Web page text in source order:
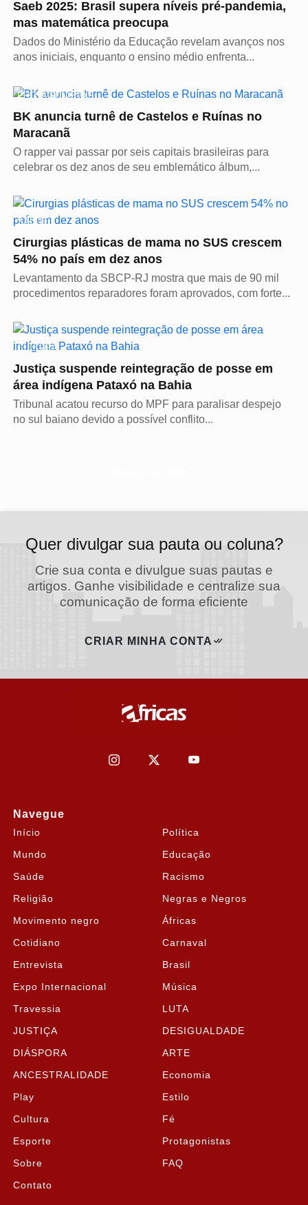
Saeb 2025: Brasil supera níveis pré-pandemia,
mas matemática preocupa
Dados do Ministério da Educação revelam avanços nos
anos iniciais, enquanto o ensino médio enfrenta...
PROTAGONISTAS
BK anuncia turnê de Castelos e Ruínas no
Maracanã
O rapper vai passar por seis capitais brasileiras para
celebrar os dez anos de seu emblemático álbum,...
SAÚDE
Cirurgias plásticas de mama no SUS crescem
54% no país em dez anos
Levantamento da SBCP-RJ mostra que mais de 90 mil
procedimentos reparadores foram aprovados, com forte...
CULTURA
Justiça suspende reintegração de posse em
área indígena Pataxó na Bahia
Tribunal acatou recurso do MPF para paralisar despejo
no sul baiano devido a possível conflito...
Quer divulgar sua pauta ou coluna?
Crie sua conta e divulgue suas pautas e
artigos. Ganhe visibilidade e centralize sua
comunicação de forma eficiente
CRIAR MINHA CONTA
Navegue
Início Política
Mundo Educação
Saúde Racismo
Religião Negras e Negros
Movimento negro Áfricas
Cotidiano Carnaval
Entrevista Brasil
Expo Internacional Música
Travessia LUTA
JUSTIÇA DESIGUALDADE
DIÁSPORA ARTE
ANCESTRALIDADE Economia
Play Estilo
Cultura Fé
Esporte Protagonistas
Sobre FAQ
Contato